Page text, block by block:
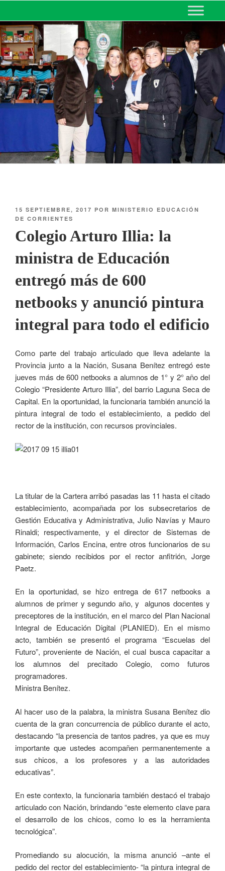
MINISTERIO DE EDUCACIÓN
DE CORRIENTES
15 SEPTIEMBRE, 2017 POR MINISTERIO EDUCACIÓN
DE CORRIENTES
Colegio Arturo Illia: la
ministra de Educación
entregó más de 600
netbooks y anunció pintura
integral para todo el edificio
Como parte del trabajo articulado que lleva adelante la
Provincia junto a la Nación, Susana Benítez entregó este
jueves más de 600 netbooks a alumnos de 1° y 2° año del
Colegio “Presidente Arturo Illia”, del barrio Laguna Seca de
Capital. En la oportunidad, la funcionaria también anunció la
pintura integral de todo el establecimiento, a pedido del
rector de la institución, con recursos provinciales.
La titular de la Cartera arribó pasadas las 11 hasta el citado
establecimiento, acompañada por los subsecretarios de
Gestión Educativa y Administrativa, Julio Navías y Mauro
Rinaldi; respectivamente, y el director de Sistemas de
Información, Carlos Encina, entre otros funcionarios de su
gabinete; siendo recibidos por el rector anfitrión, Jorge
Paetz.
En la oportunidad, se hizo entrega de 617 netbooks a
alumnos de primer y segundo año, y algunos docentes y
preceptores de la institución, en el marco del Plan Nacional
Integral de Educación Digital (PLANIED). En el mismo
acto, también se presentó el programa “Escuelas del
Futuro”, proveniente de Nación, el cual busca capacitar a
los alumnos del precitado Colegio, como futuros
programadores.
Ministra Benítez.
Al hacer uso de la palabra, la ministra Susana Benítez dio
cuenta de la gran concurrencia de público durante el acto,
destacando “la presencia de tantos padres, ya que es muy
importante que ustedes acompañen permanentemente a
sus chicos, a los profesores y a las autoridades
educativas”.
En este contexto, la funcionaria también destacó el trabajo
articulado con Nación, brindando “este elemento clave para
el desarrollo de los chicos, como lo es la herramienta
tecnológica”.
Promediando su alocución, la misma anunció –ante el
pedido del rector del establecimiento- “la pintura integral de